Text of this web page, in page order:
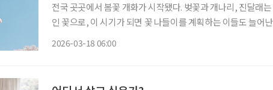
전국 곳곳에서 봄꽃 개화가 시작됐다. 벚꽃과 개나리, 진달래
인 꽃으로, 이 시기가 되면 꽃 나들이를 계획하는 이들도 늘어
2026-03-18 06:00